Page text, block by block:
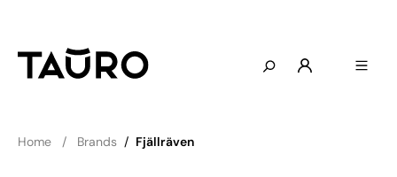
Home Brands / Fjällräven